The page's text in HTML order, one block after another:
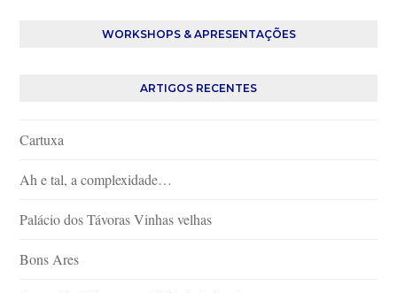
WORKSHOPS & APRESENTAÇÕES
ARTIGOS RECENTES
Cartuxa
Ah e tal, a complexidade…
Palácio dos Távoras Vinhas velhas
Bons Ares